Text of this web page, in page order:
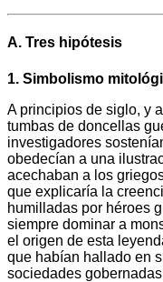
A. Tres hipótesis
1. Simbolismo
A principios de siglo, y
tumbas de doncellas
investigadores
obedecían a una
acechaban a los
que explicaría la
humilladas por héroes
siempre dominar a
el origen de esta
que habían hallado en
sociedades